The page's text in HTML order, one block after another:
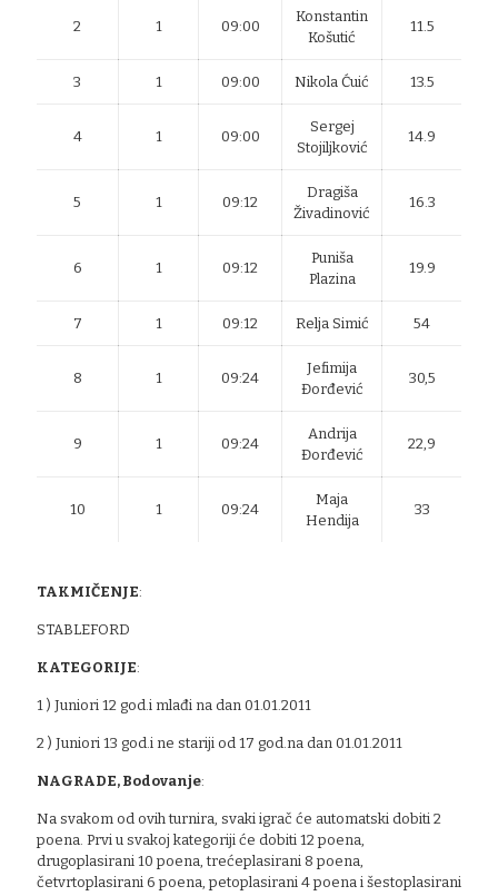
2 1 09:00
Konstantin
Košutić
11.5
3 1 09:00 Nikola Ćuić 13.5
4 1 09:00
Sergej
Stojiljković
14.9
5 1 09:12
Dragiša
Živadinović
16.3
6 1 09:12
Puniša
Plazina
19.9
7 1 09:12 Relja Simić 54
8 1 09:24
Jefimija
Đorđević
30,5
9 1 09:24
Andrija
Đorđević
22,9
10 1 09:24
Maja
Hendija
33
TAKMIČENJE:
STABLEFORD
KATEGORIJE:
1 ) Juniori 12 god.i mlađi na dan 01.01.2011
2 ) Juniori 13 god.i ne stariji od 17 god.na dan 01.01.2011
NAGRADE, Bodovanje:
Na svakom od ovih turnira, svaki igrač će automatski dobiti 2
poena. Prvi u svakoj kategoriji će dobiti 12 poena,
drugoplasirani 10 poena, trećeplasirani 8 poena,
četvrtoplasirani 6 poena, petoplasirani 4 poena i šestoplasirani